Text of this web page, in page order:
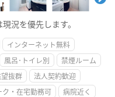
況を優先します。
インターネット無料
風呂･トイレ別
禁煙ルーム
望抜群
法人契約歓迎
ク・在宅勤務可 病院近く